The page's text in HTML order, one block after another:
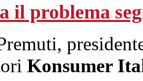
il problema
Konsumer